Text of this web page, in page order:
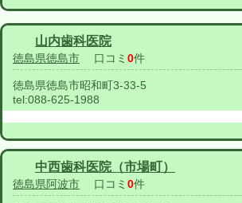
山内歯科医院
徳島県徳島市 口コミ 0件
徳島県徳島市昭和町3-33-5
tel:088-625-1988
中西歯科医院（市場町）
徳島県阿波市 口コミ 0件